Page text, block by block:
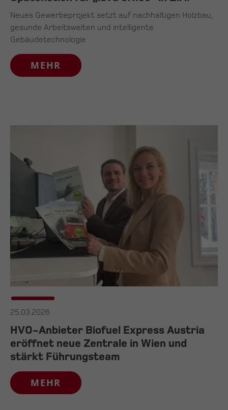
Neues Gewerbeprojekt setzt auf nachhaltigen Holzbau,
gesunde Arbeitswelten und intelligente
Gebäudetechnologie
MEHR
25.03.2026
HVO-Anbieter Biofuel Express Austria
eröffnet neue Zentrale in Wien und
stärkt Führungsteam
MEHR